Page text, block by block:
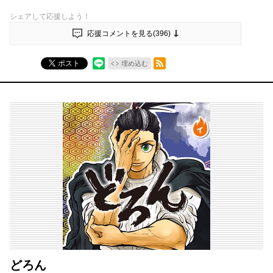
シェアして応援しよう！
応援コメントを見る(396)
ポスト 埋め込む
RSSフィード
どろん